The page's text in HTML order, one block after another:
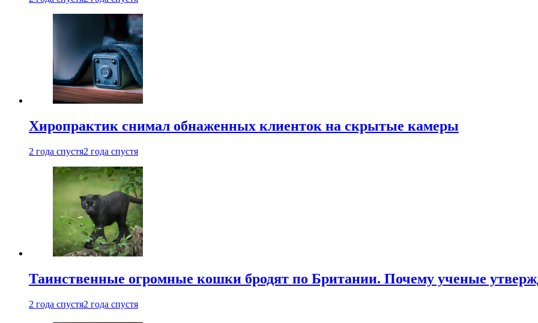
Хиропрактик снимал обнаженных клиенток на скрытые камеры
2 года спустя2 года спустя
Таинственные огромные кошки бродят по Британии. Почему ученые
2 года спустя2 года спустя